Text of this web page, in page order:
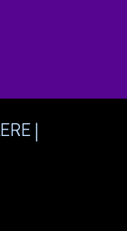
|